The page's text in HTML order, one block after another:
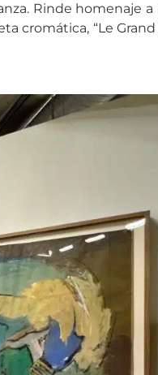
Rinde homenaje
cromática, “Le